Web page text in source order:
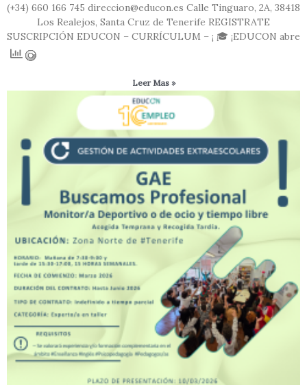
(+34) 660 166 745 direccion@educon.es Calle Tinguaro, 2A, 38418
Los Realejos, Santa Cruz de Tenerife REGISTRATE
SUSCRIPCIÓN EDUCON – CURRÍCULUM – ¡ 🎓 ¡EDUCON abre
Leer Mas »